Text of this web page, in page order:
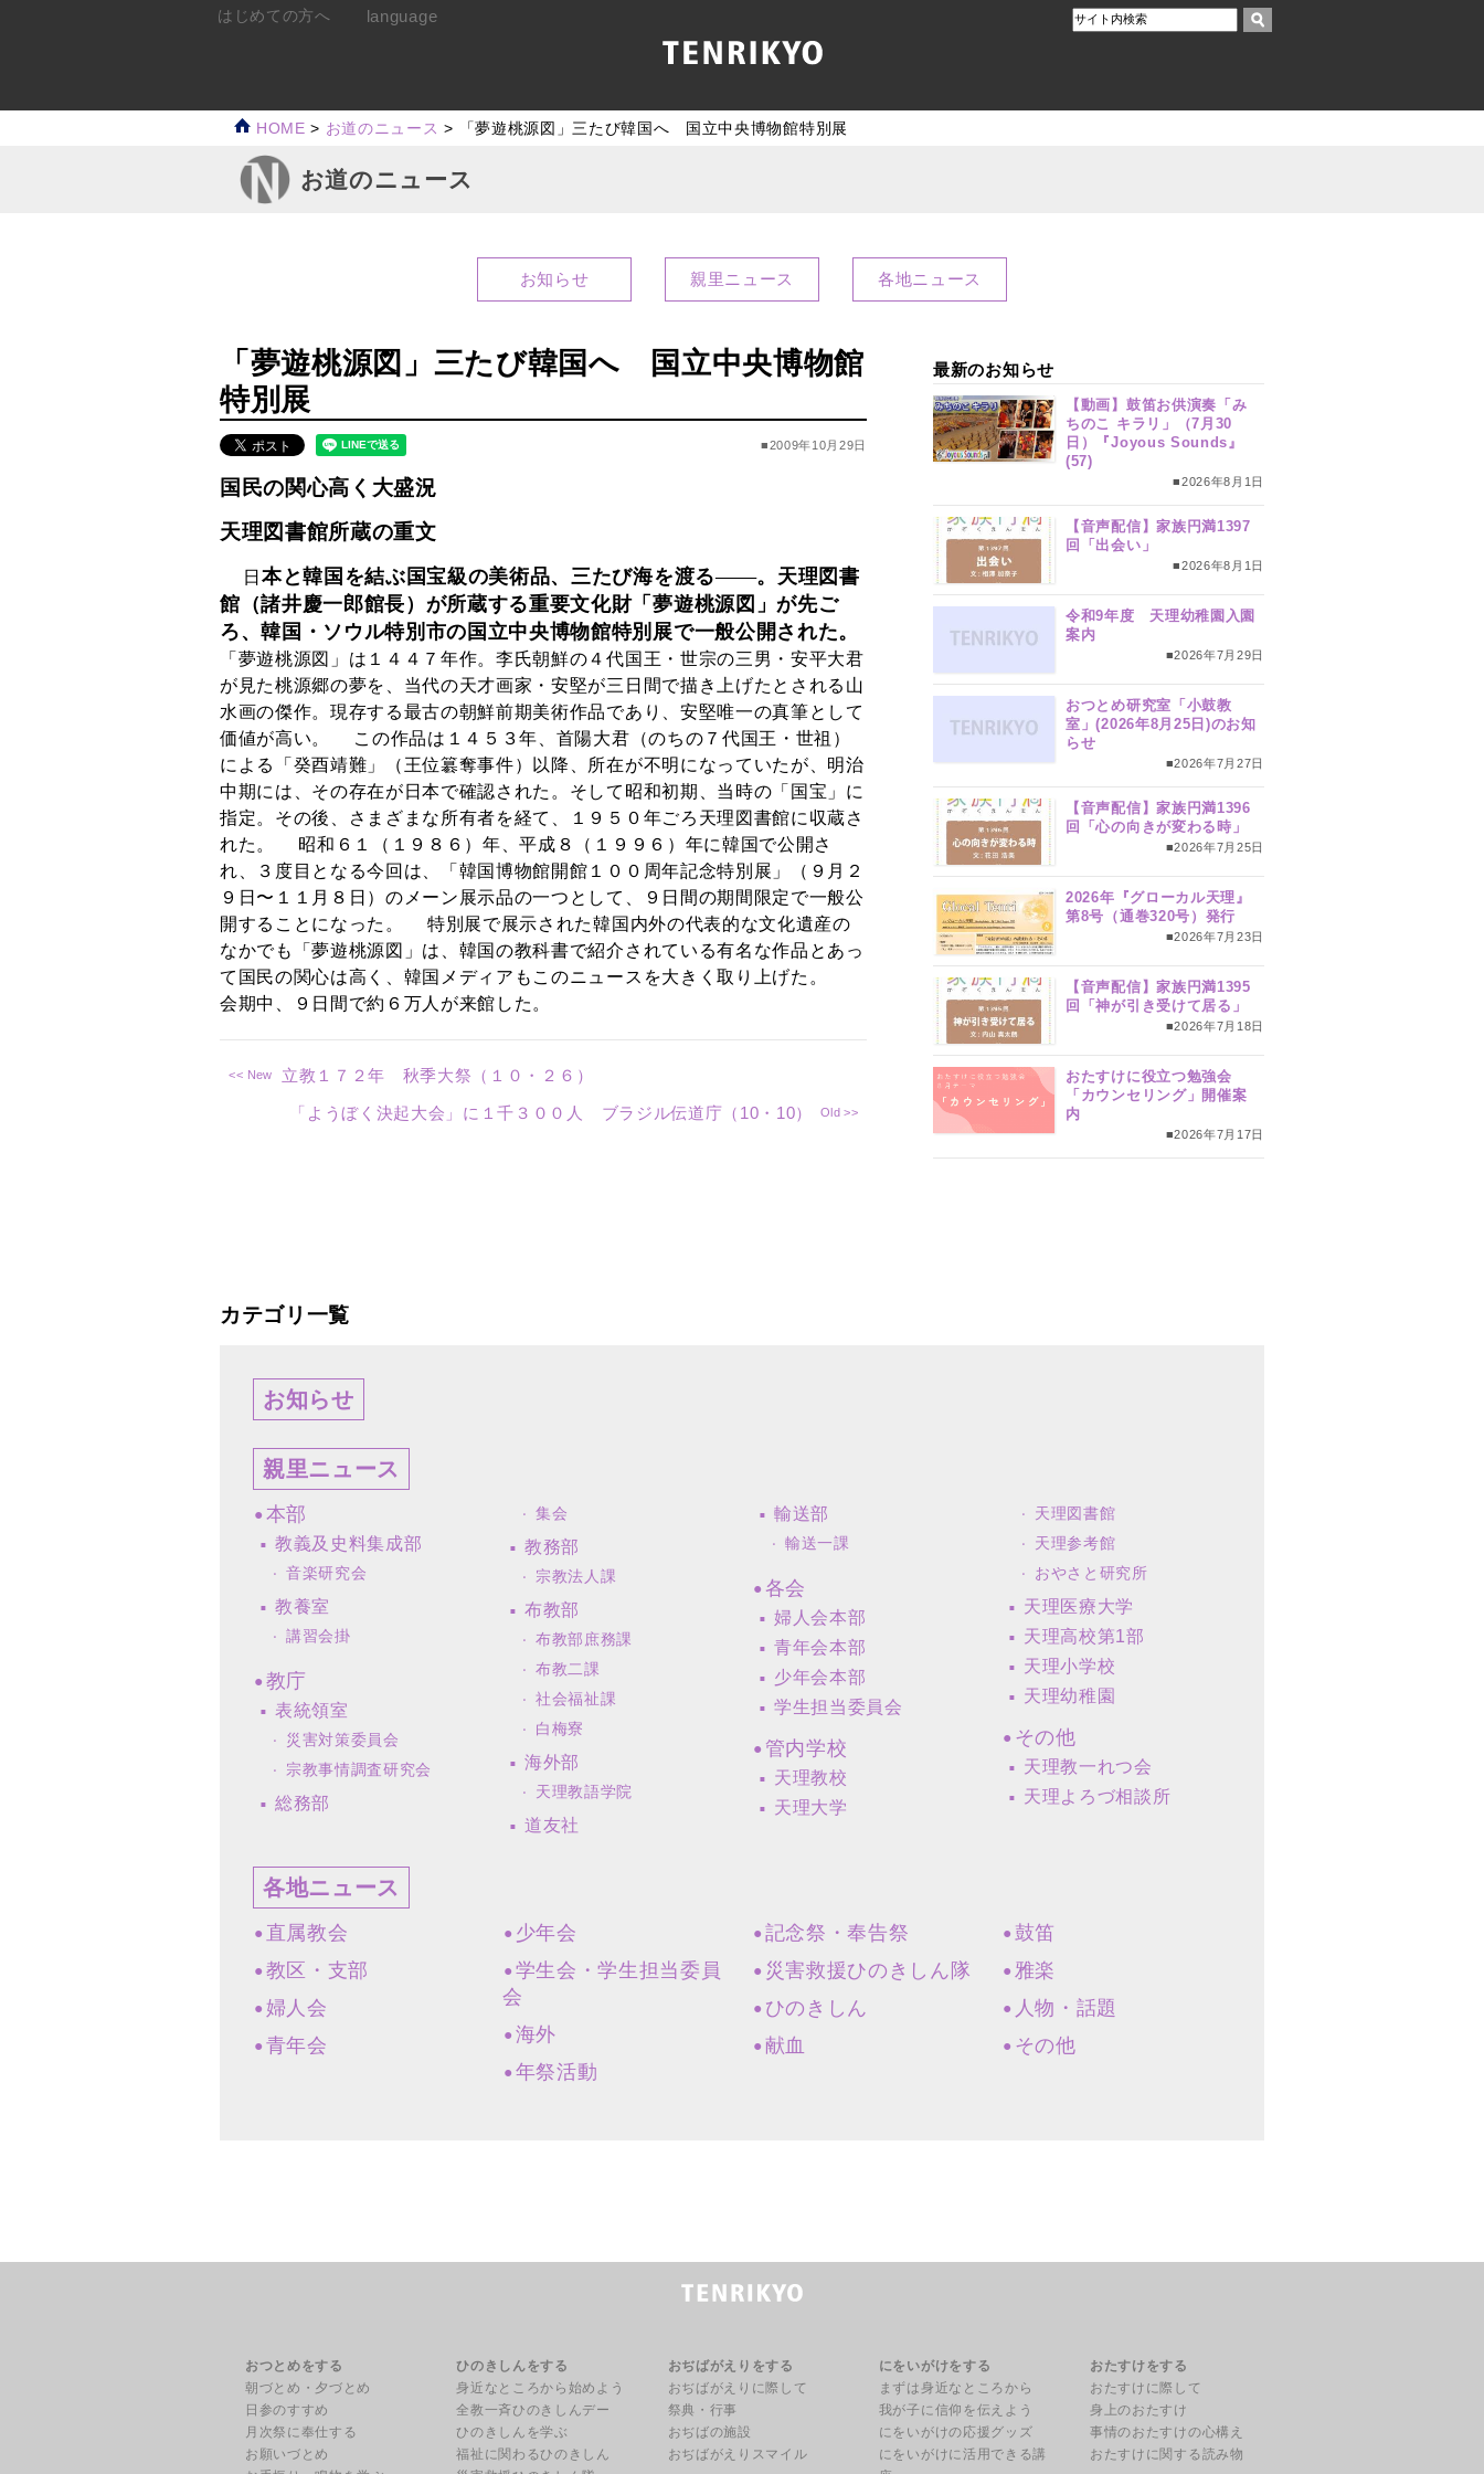
HOME > お道のニュース > 「夢遊桃源図」三たび韓国へ 国立中央博物館特別展
お道のニュース
お知らせ 親里ニュース 各地ニュース
「夢遊桃源図」三たび韓国へ 国立中央博物館
特別展
■2009年10月29日
国民の関心高く大盛況
天理図書館所蔵の重文
日 本と韓国を結ぶ国宝級の美術品、三たび海を渡る
。天理図書
館（諸井慶一郎館長）が所蔵する重要文化財「夢遊桃源図」が先ご
ろ、韓国・ソウル特別市の国立中央博物館特別展で一般公開された。
「夢遊桃源図」は１４４７年作。李氏朝鮮の４代国王・世宗の三男・安平大君
が見た桃源郷の夢を、当代の天才画家・安堅が三日間で描き上げたとされる山
水画の傑作。現存する最古の朝鮮前期美術作品であり、安堅唯一の真筆として
価値が高い。 この作品は１４５３年、首陽大君（のちの７代国王・世祖）
による「癸酉靖難」（王位簒奪事件）以降、所在が不明になっていたが、明治
中期には、その存在が日本で確認された。そして昭和初期、当時の「国宝」に
指定。その後、さまざまな所有者を経て、１９５０年ごろ天理図書館に収蔵さ
れた。 昭和６１（１９８６）年、平成８（１９９６）年に韓国で公開さ
れ、３度目となる今回は、「韓国博物館開館１００周年記念特別展」（９月２
９日〜１１月８日）のメーン展示品の一つとして、９日間の期間限定で一般公
開することになった。 特別展で展示された韓国内外の代表的な文化遺産の
なかでも「夢遊桃源図」は、韓国の教科書で紹介されている有名な作品とあっ
て国民の関心は高く、韓国メディアもこのニュースを大きく取り上げた。
会期中、９日間で約６万人が来館した。
立教１７２年 秋季大祭（１０・２６）
「ようぼく決起大会」に１千３００人 ブラジル伝道庁（10・10）
最新のお知らせ
【動画】鼓笛お供演奏「み
ちのこ キラリ」（7月30
日）『Joyous Sounds』
(57)
■2026年8月1日
【音声配信】家族円満1397
回「出会い」
■2026年8月1日
令和9年度 天理幼稚園入園
案内
■2026年7月29日
おつとめ研究室「小鼓教
室」(2026年8月25日)のお知
らせ
■2026年7月27日
【音声配信】家族円満1396
回「心の向きが変わる時」
■2026年7月25日
2026年『グローカル天理』
第8号（通巻320号）発行
■2026年7月23日
【音声配信】家族円満1395
回「神が引き受けて居る」
■2026年7月18日
おたすけに役立つ勉強会
「カウンセリング」開催案
内
■2026年7月17日
カテゴリ一覧
お知らせ
親里ニュース
本部
教義及史料集成部
音楽研究会
教養室
講習会掛
教庁
表統領室
災害対策委員会
宗教事情調査研究会
総務部
集会
教務部
宗教法人課
布教部
布教部庶務課
布教二課
社会福祉課
白梅寮
海外部
天理教語学院
道友社
輸送部
輸送一課
各会
婦人会本部
青年会本部
少年会本部
学生担当委員会
管内学校
天理教校
天理大学
天理図書館
天理参考館
おやさと研究所
天理医療大学
天理高校第1部
天理小学校
天理幼稚園
その他
天理教一れつ会
天理よろづ相談所
各地ニュース
直属教会
教区・支部
婦人会
青年会
少年会
学生会・学生担当委員
会
海外
年祭活動
記念祭・奉告祭
災害救援ひのきしん隊
ひのきしん
献血
鼓笛
雅楽
人物・話題
その他
はじめての方へ language
おつとめをする
朝づとめ・夕づとめ
日参のすすめ
月次祭に奉仕する
お願いづとめ
ひのきしんをする
身近なところから始めよう
全教一斉ひのきしんデー
ひのきしんを学ぶ
福祉に関わるひのきしん
おぢばがえりをする
おぢばがえりに際して
祭典・行事
おぢばの施設
おぢばがえりスマイル
にをいがけをする
まずは身近なところから
我が子に信仰を伝えよう
にをいがけの応援グッズ
にをいがけに活用できる講
おたすけをする
おたすけに際して
身上のおたすけ
事情のおたすけの心構え
おたすけに関する読み物